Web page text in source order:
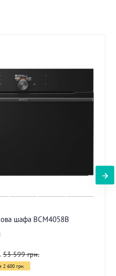
шафа BCM4058B
53 599 грн.
2 600 грн.